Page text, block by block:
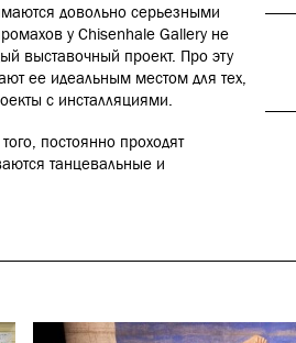
довольно серьезными
у Chisenhale Gallery не
выставочный проект. Про эту
ее идеальным местом для тех,
с инсталляциями.
постоянно проходят
танцевальные и